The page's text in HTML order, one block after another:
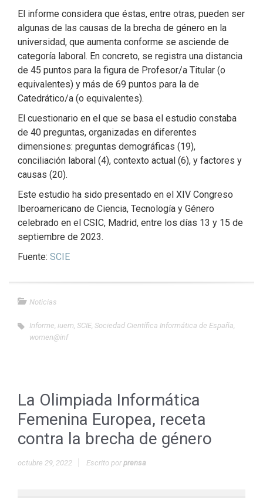
El informe considera que éstas, entre otras, pueden ser
algunas de las causas de la brecha de género en la
universidad, que aumenta conforme se asciende de
categoría laboral. En concreto, se registra una distancia
de 45 puntos para la figura de Profesor/a Titular (o
equivalentes) y más de 69 puntos para la de
Catedrático/a (o equivalentes).
El cuestionario en el que se basa el estudio constaba
de 40 preguntas, organizadas en diferentes
dimensiones: preguntas demográficas (19),
conciliación laboral (4), contexto actual (6), y factores y
causas (20).
Este estudio ha sido presentado en el XIV Congreso
Iberoamericano de Ciencia, Tecnología y Género
celebrado en el CSIC, Madrid, entre los días 13 y 15 de
septiembre de 2023.
Fuente: SCIE
Noticias
Informe iuem SCIE, Sociedad Científica Informática de España
women@inf
La Olimpiada Informática
Femenina Europea, receta
contra la brecha de género
octubre 29, 2022 Escrito porprensa